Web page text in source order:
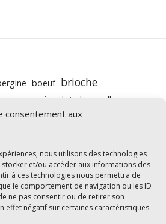
consentement aux
nous utilisons des technologies
et/ou accéder aux informations des
à ces technologies nous permettra de
le comportement de navigation ou les ID
ne pas consentir ou de retirer son
effet négatif sur certaines caractéristiques
boeuf brioche
companion brioche moelleuse
caramel beurre salé
courge courgette courgettes
halloween healthy IG bas light
nutella pizza poisson poivron
Pommes poulet ricotta
saumon tarte salée